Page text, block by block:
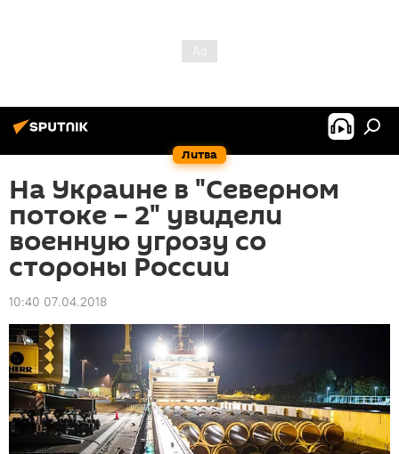
Литва
На Украине в "Северном
потоке – 2" увидели
военную угрозу со
стороны России
10:40 07.04.2018